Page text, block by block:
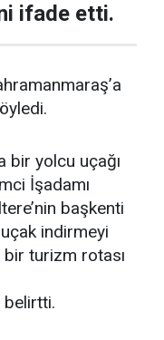
ifade etti.
bir yolcu uçağı
İşadamı
başkenti
indirmeyi
turizm rotası
belirtti.